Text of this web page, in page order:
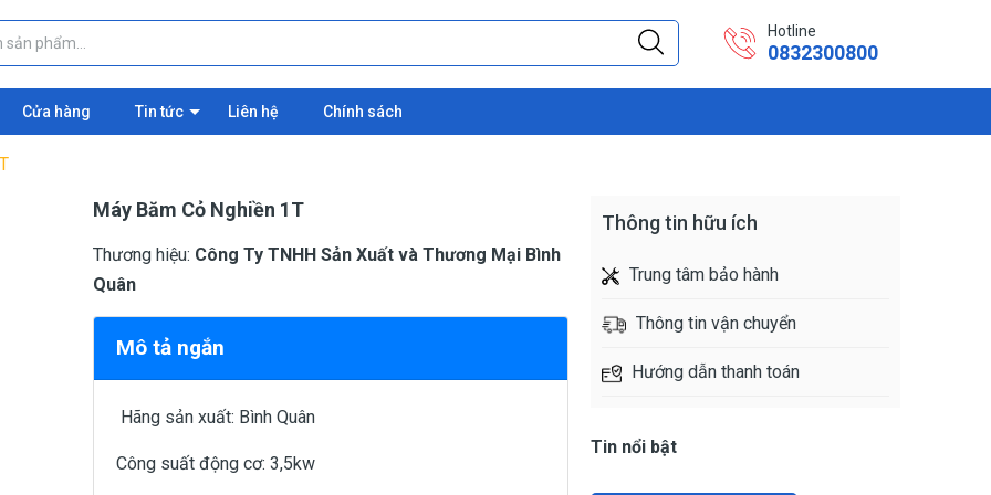
Hotline
0832300800
Cửa hàng Tin tức Liên hệ Chính sách
Máy Băm Cỏ Nghiền 1T
Thương hiệu: Công Ty TNHH Sản Xuất và Thương Mại Bình
Quân
Mô tả ngắn
Hãng sản xuất: Bình Quân
Công suất động cơ: 3,5kw
Thông tin hữu ích
Trung tâm bảo hành
Thông tin vận chuyển
Hướng dẫn thanh toán
Tin nổi bật